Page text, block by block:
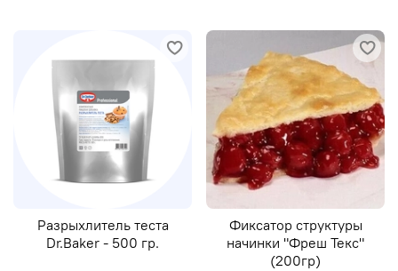
Разрыхлитель теста
Dr.Baker - 500 гр.
Фиксатор структуры
начинки "Фреш Текс"
(200гр)